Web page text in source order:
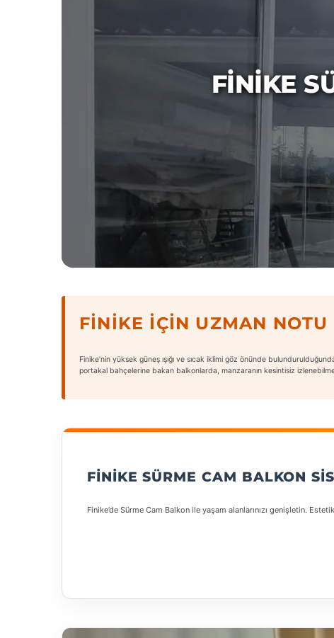
FINIKE
FINIKE İÇIN UZMAN NOTU
Finike’nin yüksek güneş ışığı ve sıcak iklimi göz önünde
portakal bahçelerine bakan balkonlarda, manzaranın kesintisiz
FINIKE SÜRME CAM BALKON
Finike’de Sürme Cam Balkon ile yaşam alanlarınızı genişletin.